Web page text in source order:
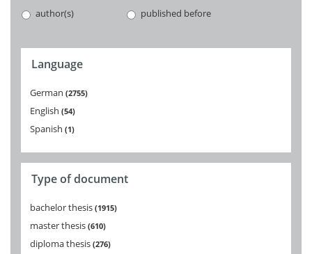
author(s)
published before
Language
German 2755
English 54
Spanish 1
Type of document
bachelor thesis 1915
master thesis 610
diploma thesis 276